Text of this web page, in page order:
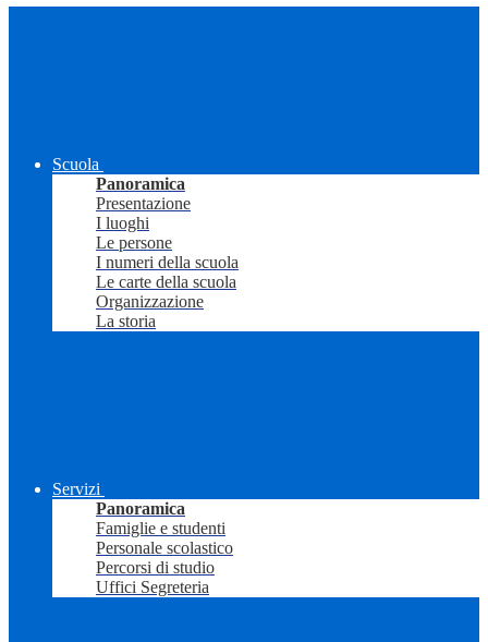
Scuola
Panoramica
Presentazione
I luoghi
Le persone
I numeri della scuola
Le carte della scuola
Organizzazione
La storia
Servizi
Panoramica
Famiglie e studenti
Personale scolastico
Percorsi di studio
Uffici Segreteria